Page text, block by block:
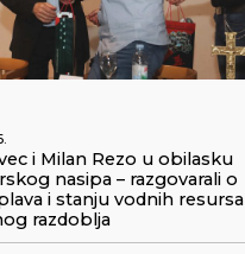
i Milan Rezo u obilasku
nasipa – razgovarali o
i stanju vodnih resursa
razdoblja